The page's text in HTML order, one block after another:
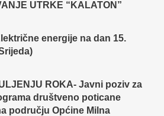
UTRKE “KALATON”
energije na dan 15.
ROKA- Javni poziv za
društveno poticane
području Općine Milna